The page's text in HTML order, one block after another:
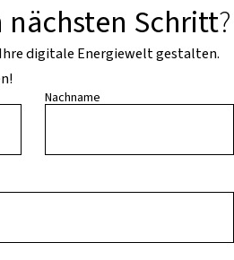
nächsten Schritt?
digitale Energiewelt gestalten.
Nachname